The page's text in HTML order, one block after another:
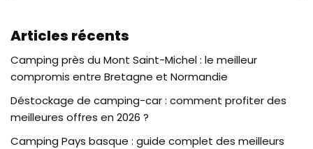
Articles récents
Camping près du Mont Saint-Michel : le meilleur
compromis entre Bretagne et Normandie
Déstockage de camping-car : comment profiter des
meilleures offres en 2026 ?
Camping Pays basque : guide complet des meilleurs